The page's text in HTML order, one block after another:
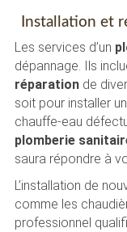
Installation et
Les services d’un
dépannage. Ils
réparationde
soit pour installer
chauffe-eau
plomberie
saura répondre à
L’installation de
comme les
professionnel